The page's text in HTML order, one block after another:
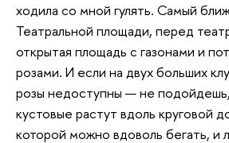
ходила со мной гулять. Самый
Театральной площади, перед
открытая площадь с газонами и
розами. И если на двух больших
розы недоступны — не
кустовые растут вдоль круговой
которой можно вдоволь бегать, и